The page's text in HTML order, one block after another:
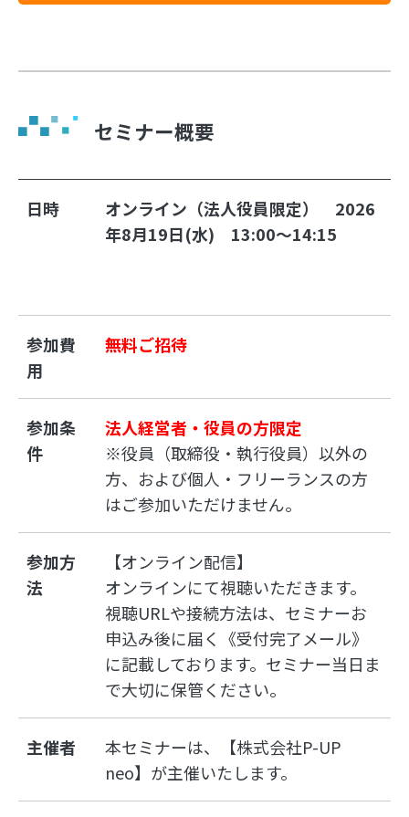
セミナー概要
日時 オンライン（法人役員限定） 2026
年8月19日(水) 13:00～14:15
参加費
用
無料ご招待
参加条
件
法人経営者・役員の方限定
※役員（取締役・執行役員）以外の
方、および個人・フリーランスの方
はご参加いただけません。
参加方
法
【オンライン配信】
オンラインにて視聴いただきます。
視聴URLや接続方法は、セミナーお
申込み後に届く《受付完了メール》
に記載しております。セミナー当日ま
で大切に保管ください。
主催者
本セミナーは、【株式会社P-UP
neo】が主催いたします。